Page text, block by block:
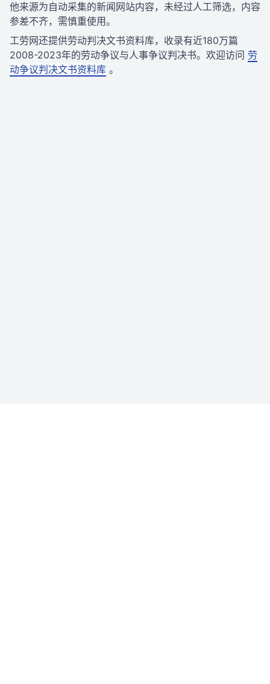
他来源为自动采集的新闻网站内容，未经过人工筛选，内容
参差不齐，需慎重使用。
工劳网还提供劳动判决文书资料库，收录有近180万篇
2008-2023年的劳动争议与人事争议判决书。欢迎访问 劳
动争议判决文书资料库 。